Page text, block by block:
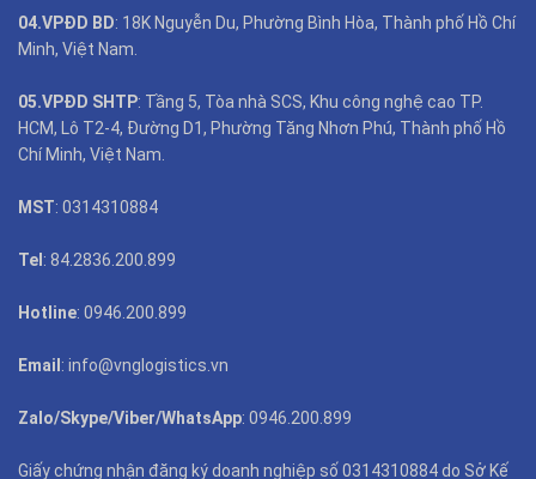
04.VPĐD BD: 18K Nguyễn Du, Phường Bình Hòa, Thành phố Hồ Chí
Minh, Việt Nam.
05.VPĐD SHTP: Tầng 5, Tòa nhà SCS, Khu công nghệ cao TP.
HCM, Lô T2-4, Đường D1, Phường Tăng Nhơn Phú, Thành phố Hồ
Chí Minh, Việt Nam.
MST: 0314310884
Tel : 84.2836.200.899
Hotline: 0946.200.899
Email : info@vnglogistics.vn
Zalo/Skype/Viber/WhatsApp: 0946.200.899
Giấy chứng nhận đăng ký doanh nghiệp số 0314310884 do Sở Kế